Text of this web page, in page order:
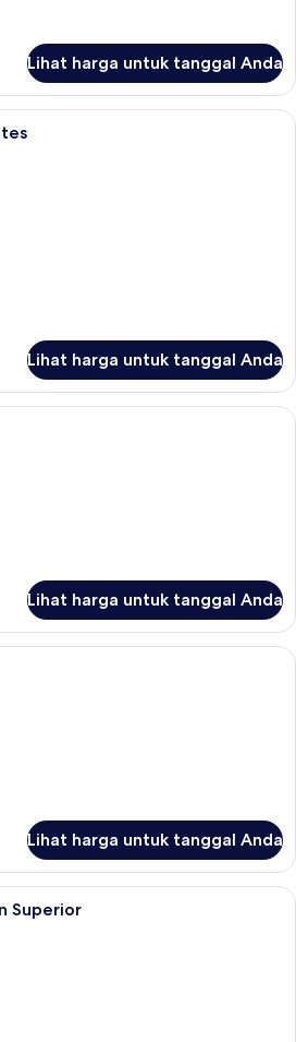
Lihat harga untuk tanggal Anda
Brankas, kedap suara, setrika/meja
Lihat harga untuk tanggal Anda
Brankas, kedap suara, setrika/meja
Lihat harga untuk tanggal Anda
Brankas, kedap suara, setrika/meja
Lihat harga untuk tanggal Anda
Brankas, kedap suara, setrika/meja
Superior